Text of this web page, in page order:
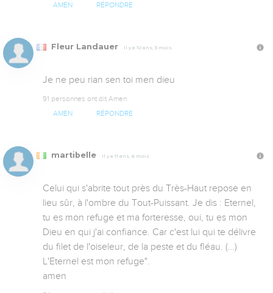
AMEN RÉPONDRE
Fleur Landauer Il y a 10 ans, 3 mois
Je ne peu rian sen toi men dieu
91 personnes ont dit Amen
AMEN RÉPONDRE
martibelle Il y a 11 ans, 6 mois
Celui qui s'abrite tout près du Très-Haut repose en
lieu sûr, à l'ombre du Tout-Puissant. Je dis : Eternel,
tu es mon refuge et ma forteresse, oui, tu es mon
Dieu en qui j'ai confiance. Car c'est lui qui te délivre
du filet de l'oiseleur, de la peste et du fléau. (…)
L'Eternel est mon refuge".
amen